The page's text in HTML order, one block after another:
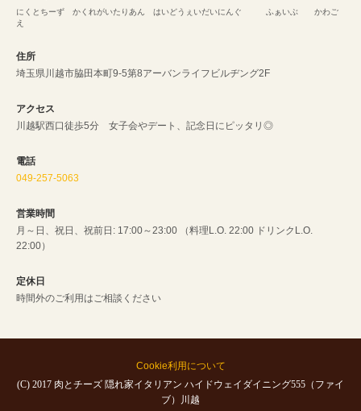
にくとちーず かくれがいたりあん はいどうぇいだいにんぐ ふぁいぶ かわご
え
住所
埼玉県川越市脇田本町9-5第8アーバンライフビルヂング2F
アクセス
川越駅西口徒歩5分 女子会やデート、記念日にピッタリ◎
電話
049-257-5063
営業時間
月～日、祝日、祝前日: 17:00～23:00 （料理L.O. 22:00 ドリンクL.O.
22:00）
定休日
時間外のご利用はご相談ください
Cookie利用について
(C) 2017 肉とチーズ 隠れ家イタリアン ハイドウェイダイニング555（ファイ
ブ）川越